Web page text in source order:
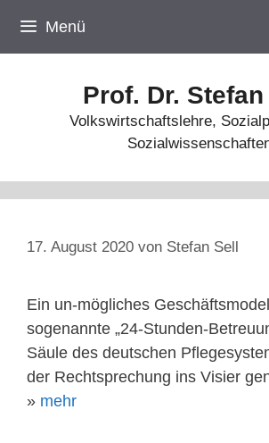
Inhalt
springen
Menü
Prof. Dr.
Volkswirtschaftslehre,
17. August 2020 von Stefan Sell
Ein un-mögliches
sogenannte „24-Stunden-
Säule des deutschen
der Rechtsprechung ins Visier
» mehr